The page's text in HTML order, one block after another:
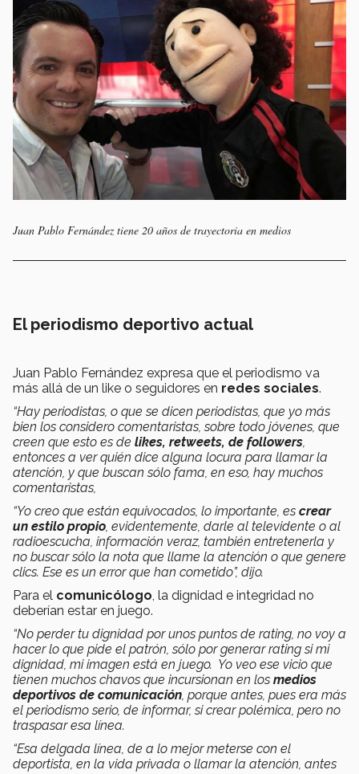
Juan Pablo Fernández tiene 20 años de trayectoria en medios
El periodismo deportivo actual
Juan Pablo Fernández expresa que el periodismo va
más allá de un like o seguidores en redes sociales.
“Hay periodistas, o que se dicen periodistas, que yo más
bien los considero comentaristas, sobre todo jóvenes, que
creen que esto es de likes, retweets, de followers,
entonces a ver quién dice alguna locura para llamar la
atención, y que buscan sólo fama, en eso, hay muchos
comentaristas,
“Yo creo que están equivocados, lo importante, es crear
un estilo propio, evidentemente, darle al televidente o al
radioescucha, información veraz, también entretenerla y
no buscar sólo la nota que llame la atención o que genere
clics. Ese es un error que han cometido”, dijo.
Para el comunicólogo, la dignidad e integridad no
deberían estar en juego.
“No perder tu dignidad por unos puntos de rating, no voy a
hacer lo que pide el patrón, sólo por generar rating si mi
dignidad, mi imagen está en juego. Yo veo ese vicio que
tienen muchos chavos que incursionan en los medios
deportivos de comunicación, porque antes, pues era más
el periodismo serio, de informar, si crear polémica, pero no
traspasar esa línea.
“Esa delgada línea, de a lo mejor meterse con el
deportista, en la vida privada o llamar la atención, antes